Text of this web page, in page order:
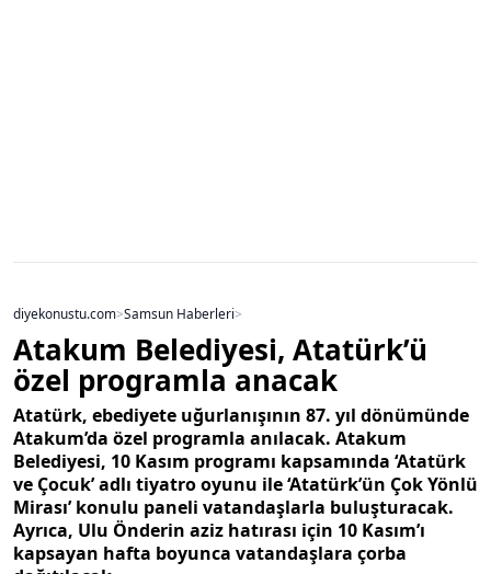
diyekonustu.com>Samsun Haberleri>
Atakum Belediyesi, Atatürk’ü
özel programla anacak
Atatürk, ebediyete uğurlanışının 87. yıl dönümünde
Atakum’da özel programla anılacak. Atakum
Belediyesi, 10 Kasım programı kapsamında ‘Atatürk
ve Çocuk’ adlı tiyatro oyunu ile ‘Atatürk’ün Çok Yönlü
Mirası’ konulu paneli vatandaşlarla buluşturacak.
Ayrıca, Ulu Önderin aziz hatırası için 10 Kasım’ı
kapsayan hafta boyunca vatandaşlara çorba